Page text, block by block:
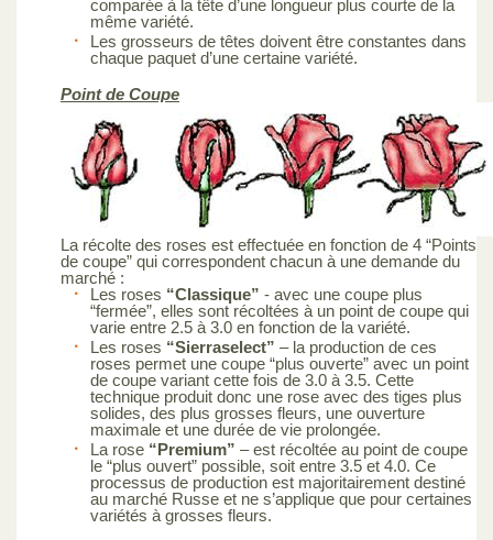
comparée à la tête d’une longueur plus courte de la
même variété.
Les grosseurs de têtes doivent être constantes dans
chaque paquet d’une certaine variété.
Point de Coupe
La récolte des roses est effectuée en fonction de 4 “Points
de coupe” qui correspondent chacun à une demande du
marché :
Les roses “Classique” - avec une coupe plus
“fermée”, elles sont récoltées à un point de coupe qui
varie entre 2.5 à 3.0 en fonction de la variété.
Les roses “Sierraselect” – la production de ces
roses permet une coupe “plus ouverte” avec un point
de coupe variant cette fois de 3.0 à 3.5. Cette
technique produit donc une rose avec des tiges plus
solides, des plus grosses fleurs, une ouverture
maximale et une durée de vie prolongée.
La rose “Premium” – est récoltée au point de coupe
le “plus ouvert” possible, soit entre 3.5 et 4.0. Ce
processus de production est majoritairement destiné
au marché Russe et ne s’applique que pour certaines
variétés à grosses fleurs.